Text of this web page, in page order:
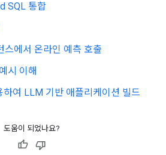
SQL 통합
스에서 온라인 예측 호출
시 이해
하여 LLM 기반 애플리케이션 빌드
도움이 되었나요?